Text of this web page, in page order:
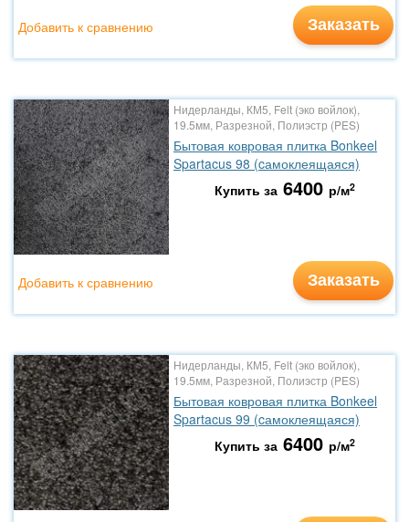
Заказать
Добавить к сравнению
Нидерланды, КМ5, Felt (эко войлок),
19.5мм, Разрезной, Полиэстр (PES)
Бытовая ковровая плитка Bonkeel
Spartacus 98 (cамоклеящаяся)
Купить за 6400 р/м2
Заказать
Добавить к сравнению
Нидерланды, КМ5, Felt (эко войлок),
19.5мм, Разрезной, Полиэстр (PES)
Бытовая ковровая плитка Bonkeel
Spartacus 99 (cамоклеящаяся)
Купить за 6400 р/м2